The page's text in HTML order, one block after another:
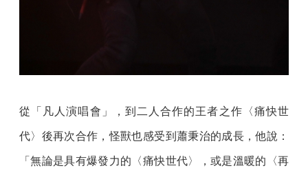
從「凡人演唱會」，到二人合作的王者之作〈痛快世
代〉後再次合作，怪獸也感受到蕭秉治的成長，他說：
「無論是具有爆發力的〈痛快世代〉，或是溫暖的〈再